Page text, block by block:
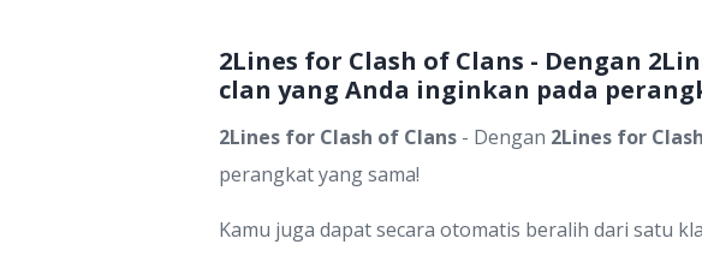
2Lines for Clash of Clans - Dengan
clan yang Anda inginkan pada
2Lines for Clash of Clans - Dengan 2Lines for
perangkat yang sama!
Kamu juga dapat secara otomatis beralih dari satu